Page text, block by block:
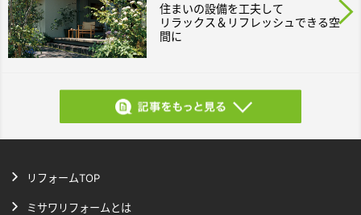
住まいの設備を工夫して
リラックス＆リフレッシュできる空
間に
リフォームTOP
ミサワリフォームとは